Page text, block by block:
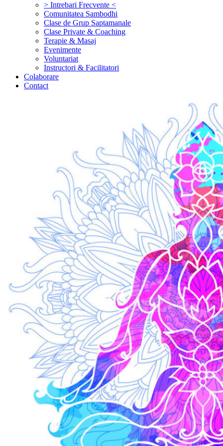
> Intrebari Frecvente <
Comunitatea Sambodhi
Clase de Grup Saptamanale
Clase Private & Coaching
Terapie & Masaj
‎Evenimente
Voluntariat
‏‏‎Instructori & Facilitatori
Colaborare
Contact